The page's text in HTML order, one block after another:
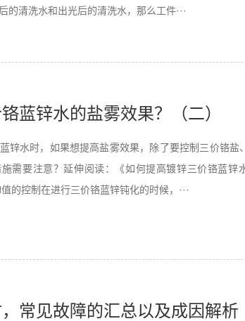
的清洗水和出光后的清洗水，那么工件···
蓝锌水的盐雾效果？（二）
锌水时，如果想提高盐雾效果，除了要控制三价铬盐
需要注意？延伸阅读：《如何提高镀锌三价铬蓝锌
的控制在进行三价铬蓝锌钝化的时候，···
常见故障的汇总以及成因解析